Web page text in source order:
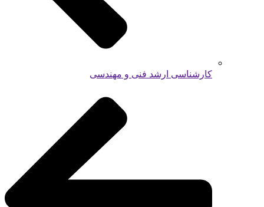
کارشناسی ارشد فنی و مهندسی